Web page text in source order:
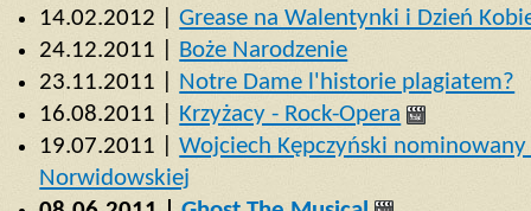
14.02.2012 |Grease na Walentynki i Dzień
24.12.2011 | Boże Narodzenie
23.11.2011 | Notre Dame l'historie plagiatem?
16.08.2011 | Krzyżacy - Rock-Opera
19.07.2011 |Wojciech Kępczyński
Norwidowskiej